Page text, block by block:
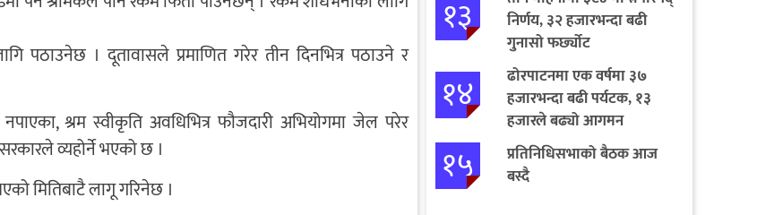
पठाउनेछ । दूतावासले प्रमाणित गरेर तीन दिनभित्र पठाउने र
श्रम स्वीकृति अवधिभित्र फौजदारी अभियोगमा जेल परेर
व्यहोर्ने भएको छ ।
मितिबाटै लागू गरिनेछ ।
१३
निर्णय, ३२ हजारभन्दा बढी
गुनासो फर्छ्योट
१४
ढोरपाटनमा एक वर्षमा ३७
हजारभन्दा बढी पर्यटक, १३
हजारले बढ्यो आगमन
१५
प्रतिनिधिसभाको बैठक आज
बस्दै